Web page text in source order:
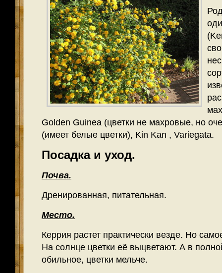
Golden Guinea (цветки не махровые, но
(имеет белые цветки), Kin Kan , Variegata.
Посадка и уход.
Почва.
Дренированная, питательная.
Место.
Керрия растет практически везде. Но
На солнце цветки её выцветают. А в
обильное, цветки мельче.